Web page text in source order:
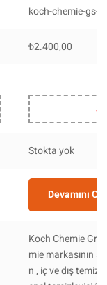
koch-chemie-gs-
₺2.400,00
Stokta yok
Devamını
Koch Chemie
mie markasının
n , iç ve dış